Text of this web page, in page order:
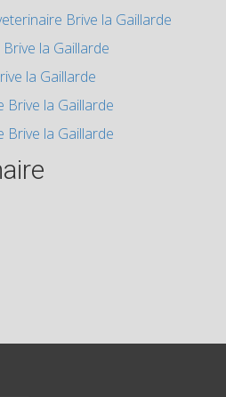
Brive la Gaillarde
la Gaillarde
la Gaillarde
Brive la Gaillarde
Brive la Gaillarde